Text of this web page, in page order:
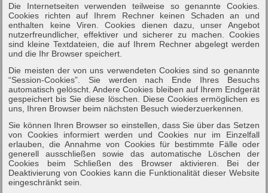
Die Internetseiten verwenden teilweise so genannte Cookies.
Cookies richten auf Ihrem Rechner keinen Schaden an und
enthalten keine Viren. Cookies dienen dazu, unser Angebot
nutzerfreundlicher, effektiver und sicherer zu machen. Cookies
sind kleine Textdateien, die auf Ihrem Rechner abgelegt werden
und die Ihr Browser speichert.
Die meisten der von uns verwendeten Cookies sind so genannte
“Session-Cookies”. Sie werden nach Ende Ihres Besuchs
automatisch gelöscht. Andere Cookies bleiben auf Ihrem Endgerät
gespeichert bis Sie diese löschen. Diese Cookies ermöglichen es
uns, Ihren Browser beim nächsten Besuch wiederzuerkennen.
Sie können Ihren Browser so einstellen, dass Sie über das Setzen
von Cookies informiert werden und Cookies nur im Einzelfall
erlauben, die Annahme von Cookies für bestimmte Fälle oder
generell ausschließen sowie das automatische Löschen der
Cookies beim Schließen des Browser aktivieren. Bei der
Deaktivierung von Cookies kann die Funktionalität dieser Website
eingeschränkt sein.